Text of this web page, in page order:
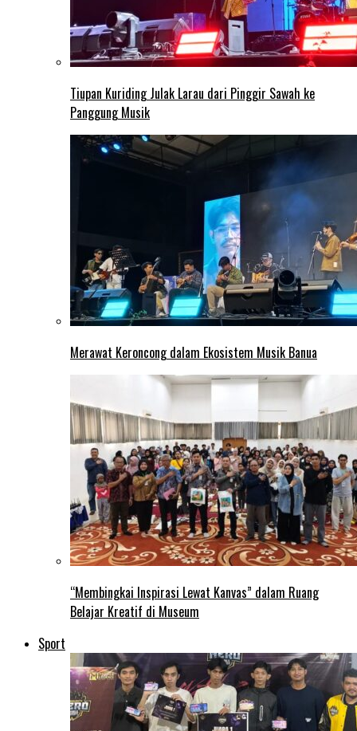
Tiupan Kuriding Julak Larau dari Pinggir Sawah ke
Panggung Musik
Merawat Keroncong dalam Ekosistem Musik Banua
“Membingkai Inspirasi Lewat Kanvas” dalam Ruang
Belajar Kreatif di Museum
Sport